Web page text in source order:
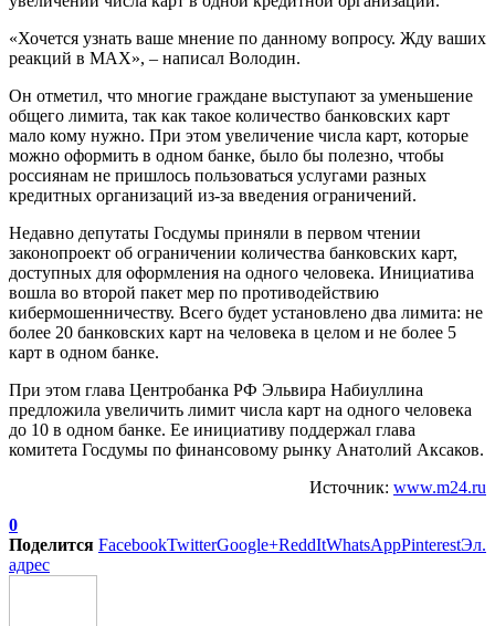
«Хочется узнать ваше мнение по данному вопросу. Жду ваших
реакций в MAX», – написал Володин.
Он отметил, что многие граждане выступают за уменьшение
общего лимита, так как такое количество банковских карт
мало кому нужно. При этом увеличение числа карт, которые
можно оформить в одном банке, было бы полезно, чтобы
россиянам не пришлось пользоваться услугами разных
кредитных организаций из-за введения ограничений.
Недавно депутаты Госдумы приняли в первом чтении
законопроект об ограничении количества банковских карт,
доступных для оформления на одного человека. Инициатива
вошла во второй пакет мер по противодействию
кибермошенничеству. Всего будет установлено два лимита: не
более 20 банковских карт на человека в целом и не более 5
карт в одном банке.
При этом глава Центробанка РФ Эльвира Набиуллина
предложила увеличить лимит числа карт на одного человека
до 10 в одном банке. Ее инициативу поддержал глава
комитета Госдумы по финансовому рынку Анатолий Аксаков.
Источник: www.m24.ru
0
Поделится FacebookTwitterGoogle+ReddItWhatsAppPinterestЭл.
адрес